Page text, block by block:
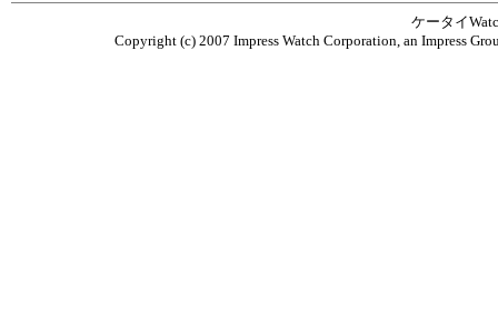
ケータイ
Copyright (c) 2007 Impress Watch Corporation, an Impress